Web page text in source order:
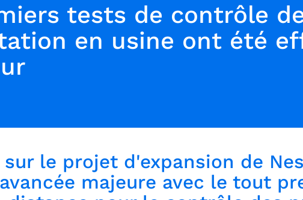
tests de contrôle
en usine ont été
le projet d'expansion de
majeure avec le tout